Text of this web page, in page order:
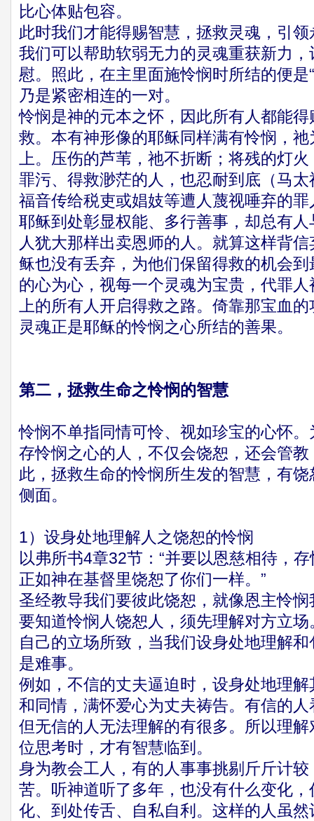
比心体贴包容。
此时我们才能得赐智慧，拯救灵魂，引
我们可以帮助软弱无力的灵魂重获新力
慰。照此，在主里面施怜悯时所结的便是
乃是紧密相连的一对。
怜悯是神的元本之怀，因此所有人都能
救。本有神形像的耶稣同样满有怜悯，
上。压伤的芦苇，祂不折断；将残的灯
罪污、得救渺茫的人，也忍耐到底（马
福音传给税吏或娼妓等遭人蔑视唾弃的罪
耶稣到处彰显权能、多行善事，却总有
人犹大那样出卖恩师的人。就算这样背
稣也没有丢弃，为他们保留得救的机会
的心为心，视每一个灵魂为宝贵，代罪
上的所有人开启得救之路。倚靠那宝血
灵魂正是耶稣的怜悯之心所结的善果。
第二，拯救生命之怜悯的智慧
怜悯不单指同情可怜、视如珍宝的心怀
存怜悯之心的人，不仅会饶恕，还会管
此，拯救生命的怜悯所生发的智慧，有
侧面。
1）设身处地理解人之饶恕的怜悯
以弗所书4章32节：“并要以恩慈相待，
正如神在基督里饶恕了你们一样。”
圣经教导我们要彼此饶恕，就像恩主怜
要知道怜悯人饶恕人，须先理解对方立
自己的立场所致，当我们设身处地理解
是难事。
例如，不信的丈夫逼迫时，设身处地理
和同情，满怀爱心为丈夫祷告。有信的
但无信的人无法理解的有很多。所以理
位思考时，才有智慧临到。
身为教会工人，有的人事事挑剔斤斤计
苦。听神道听了多年，也没有什么变化
化、到处传舌、自私自利。这样的人虽